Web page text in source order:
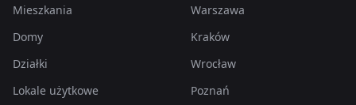
Mieszkania
Domy
Działki
Lokale użytkowe
Warszawa
Kraków
Wrocław
Poznań